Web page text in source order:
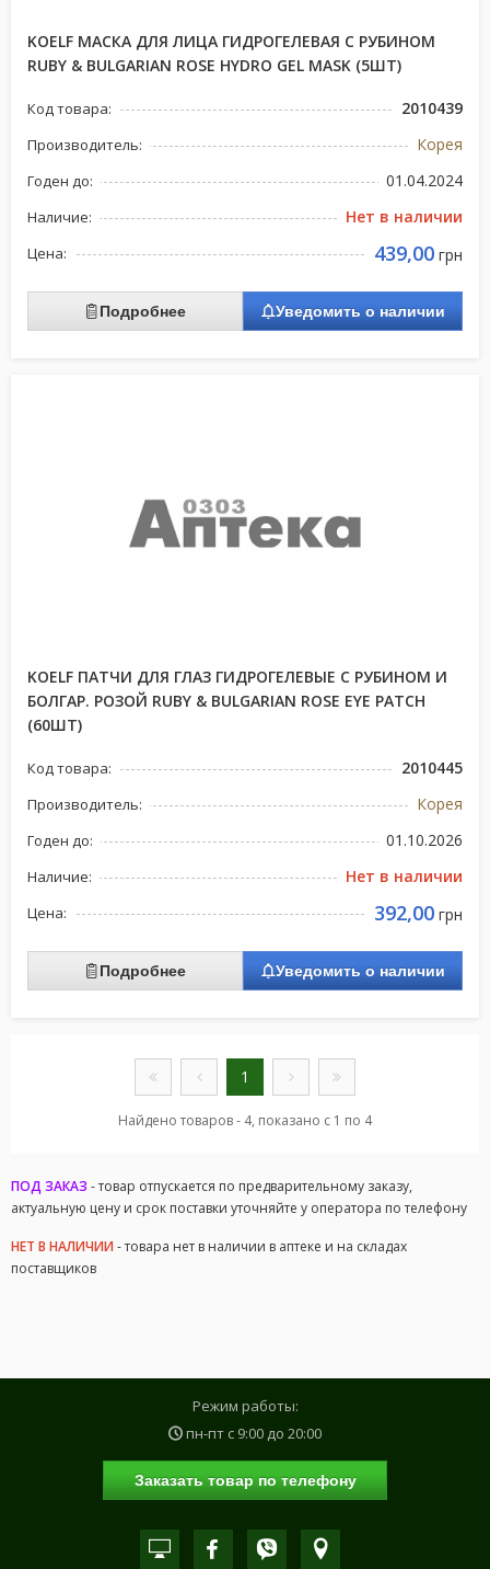
KOELF МАСКА ДЛЯ ЛИЦА ГИДРОГЕЛЕВАЯ С РУБИНОМ
RUBY & BULGARIAN ROSE HYDRO GEL MASK (5ШТ)
Код товара: 2010439
Производитель: Корея
Годен до: 01.04.2024
Наличие: Нет в наличии
Цена: 439,00 грн
Подробнее Уведомить о наличии
KOELF ПАТЧИ ДЛЯ ГЛАЗ ГИДРОГЕЛЕВЫЕ С РУБИНОМ И
БОЛГАР. РОЗОЙ RUBY & BULGARIAN ROSE EYE PATCH
(60ШТ)
Код товара: 2010445
Производитель: Корея
Годен до: 01.10.2026
Наличие: Нет в наличии
Цена: 392,00 грн
Подробнее Уведомить о наличии
1
Найдено товаров - 4, показано с 1 по 4
ПОД ЗАКАЗ - товар отпускается по предварительному заказу,
актуальную цену и срок поставки уточняйте у оператора по телефону
НЕТ В НАЛИЧИИ- товара нет в наличии в аптеке и на складах
поставщиков
Режим работы:
пн-пт с 9:00 до 20:00
Заказать товар по телефону